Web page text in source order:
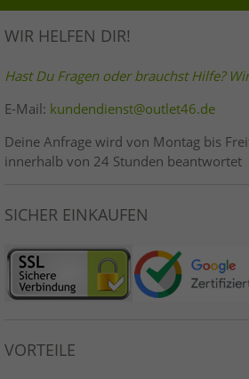
WIR HELFEN DIR!
Hast Du Fragen oder brauchst Hilfe?
E-Mail: kundendienst@outlet46.de
Deine Anfrage wird von Montag bis
innerhalb von 24 Stunden beantwortet
SICHER EINKAUFEN
VORTEILE